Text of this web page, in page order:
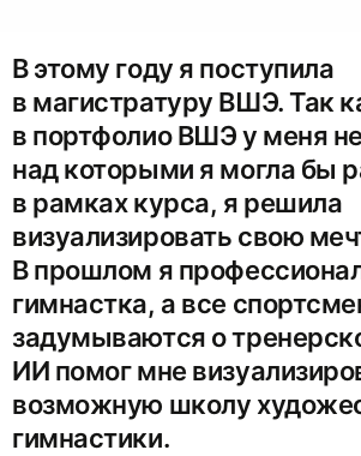
В этому году я поступила
в магистратуру ВШЭ. Так
в портфолио ВШЭ у меня
над которыми я могла бы
в рамках курса, я решила
визуализировать свою
В прошлом я
гимнастка, а все
задумываются о
ИИ помог мне
возможную школу
гимнастики.